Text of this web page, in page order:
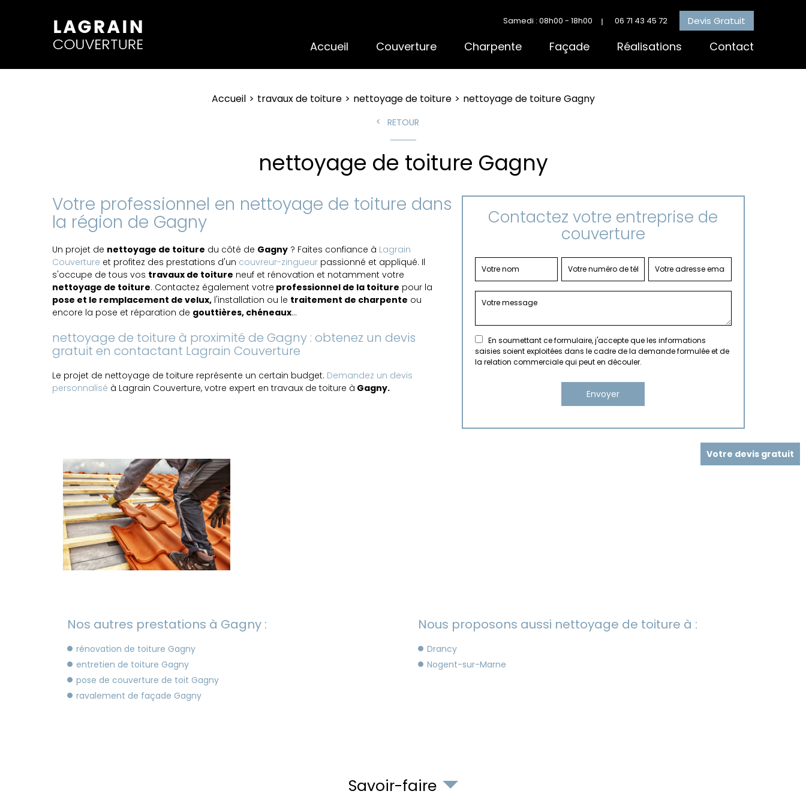
Samedi : 08h00 - 18h00 06 71 43 45 72 Devis Gratuit
Accueil Couverture Charpente Façade Réalisations Contact
Accueil travaux de toiture nettoyage de toiture nettoyage de toiture Gagny
RETOUR
nettoyage de toiture Gagny
Votre professionnel en nettoyage de toiture dans
la région de Gagny
Un projet de nettoyage de toiture du côté de Gagny ? Faites confiance à Lagrain
Couverture et profitez des prestations d'un couvreur-zingueur passionné et appliqué. Il
s'occupe de tous vos travaux de toiture neuf et rénovation et notamment votre
nettoyage de toiture. Contactez également votre professionnel de la toiture pour la
pose et le remplacement de velux, l'installation ou le traitement de charpente ou
encore la pose et réparation de gouttières, chéneaux...
nettoyage de toiture à proximité de Gagny : obtenez un devis
gratuit en contactant Lagrain Couverture
Le projet de nettoyage de toiture représente un certain budget. Demandez un devis
personnalisé à Lagrain Couverture, votre expert en travaux de toiture à Gagny.
Contactez votre entreprise de
couverture
En soumettant ce formulaire, j'accepte que les informations
saisies soient exploitées dans le cadre de la demande formulée et de
la relation commerciale qui peut en découler.
Nos autres prestations à Gagny :
rénovation de toiture Gagny
entretien de toiture Gagny
pose de couverture de toit Gagny
ravalement de façade Gagny
Nous proposons aussi nettoyage de toiture à :
Drancy
Nogent-sur-Marne
Votre devis gratuit
Savoir-faire